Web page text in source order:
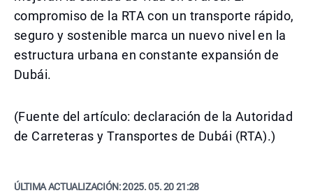
compromiso de la RTA con un transporte rápido,
seguro y sostenible marca un nuevo nivel en la
estructura urbana en constante expansión de
Dubái.
(Fuente del artículo: declaración de la Autoridad
de Carreteras y Transportes de Dubái (RTA).)
ÚLTIMA ACTUALIZACIÓN:2025. 05. 20 21:28